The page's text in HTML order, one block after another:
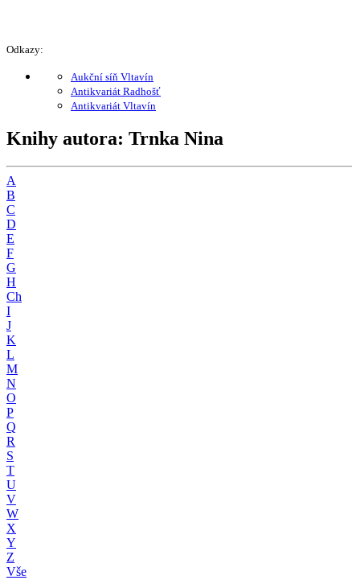
Odkazy:
Aukční síň Vltavín
Antikvariát Radhošť
Antikvariát Vltavín
Knihy autora: Trnka Nina
A
B
C
D
E
F
G
H
Ch
I
J
K
L
M
N
O
P
Q
R
S
T
U
V
W
X
Y
Z
Vše